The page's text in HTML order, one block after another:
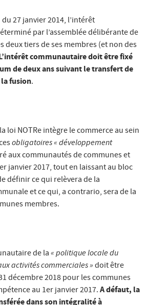
27 janvier 2014, l’intérêt
par l’assemblée délibérante de
deux tiers de ses membres (et non des
communautaire doit être fixé
de deux ans suivant le transfert de
fusion.
loi NOTRe intègre le commerce au sein
obligatoires « développement
aux communautés de communes et
janvier 2017, tout en laissant au bloc
définir ce qui relèvera de la
et ce qui, a contrario, sera de la
membres.
de la « politique locale du
activités commerciales » doit être
décembre 2018 pour les communes
au 1er janvier 2017. A défaut, la
dans son intégralité à